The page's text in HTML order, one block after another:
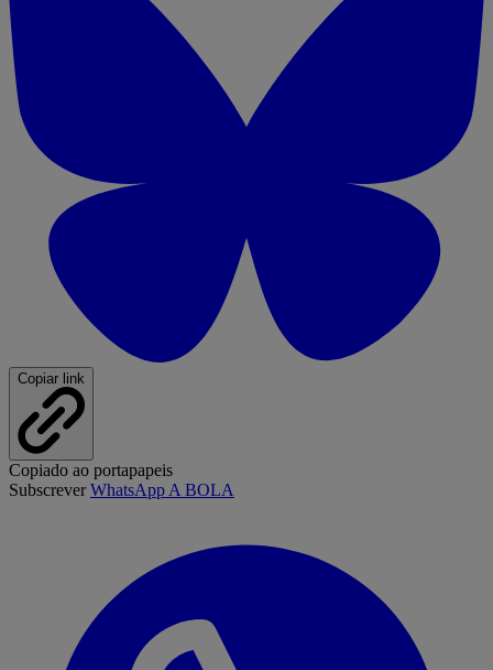
Copiar link
Copiado ao portapapeis
SubscreverWhatsApp A BOLA